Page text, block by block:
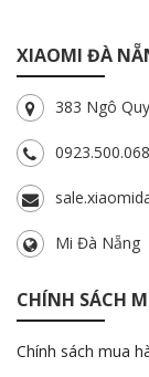
XIAOMI ĐÀ
383 Ngô
0923.500.068
Mi Đà Nẵng
CHÍNH SÁCH
Chính sách mua